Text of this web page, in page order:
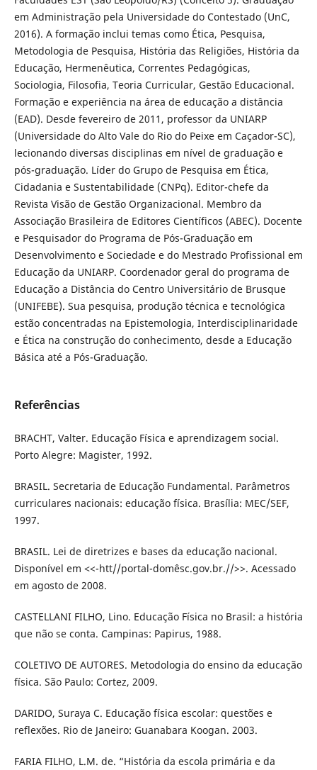
em Administração pela Universidade do Contestado (UnC,
2016). A formação inclui temas como Ética, Pesquisa,
Metodologia de Pesquisa, História das Religiões, História da
Educação, Hermenêutica, Correntes Pedagógicas,
Sociologia, Filosofia, Teoria Curricular, Gestão Educacional.
Formação e experiência na área de educação a distância
(EAD). Desde fevereiro de 2011, professor da UNIARP
(Universidade do Alto Vale do Rio do Peixe em Caçador-SC),
lecionando diversas disciplinas em nível de graduação e
pós-graduação. Líder do Grupo de Pesquisa em Ética,
Cidadania e Sustentabilidade (CNPq). Editor-chefe da
Revista Visão de Gestão Organizacional. Membro da
Associação Brasileira de Editores Científicos (ABEC). Docente
e Pesquisador do Programa de Pós-Graduação em
Desenvolvimento e Sociedade e do Mestrado Profissional em
Educação da UNIARP. Coordenador geral do programa de
Educação a Distância do Centro Universitário de Brusque
(UNIFEBE). Sua pesquisa, produção técnica e tecnológica
estão concentradas na Epistemologia, Interdisciplinaridade
e Ética na construção do conhecimento, desde a Educação
Básica até a Pós-Graduação.
Referências
BRACHT, Valter. Educação Física e aprendizagem social.
Porto Alegre: Magister, 1992.
BRASIL. Secretaria de Educação Fundamental. Parâmetros
curriculares nacionais: educação física. Brasília: MEC/SEF,
1997.
BRASIL. Lei de diretrizes e bases da educação nacional.
Disponível em ˂<-htt//portal-domêsc.gov.br.//>˃. Acessado
em agosto de 2008.
CASTELLANI FILHO, Lino. Educação Física no Brasil: a história
que não se conta. Campinas: Papirus, 1988.
COLETIVO DE AUTORES. Metodologia do ensino da educação
física. São Paulo: Cortez, 2009.
DARIDO, Suraya C. Educação física escolar: questões e
reflexões. Rio de Janeiro: Guanabara Koogan. 2003.
FARIA FILHO, L.M. de. “História da escola primária e da